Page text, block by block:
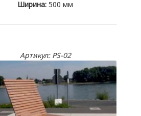
Ширина: 500 мм
Артикул: PS-02